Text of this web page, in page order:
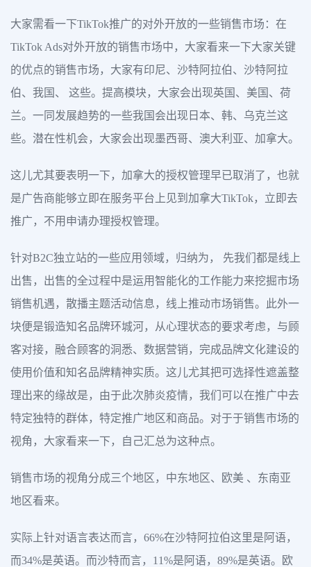
大家需看一下TikTok推广的对外开放的一些销售市场：在
TikTok Ads对外开放的销售市场中，大家看来一下大家关键
的优点的销售市场，大家有印尼、沙特阿拉伯、沙特阿拉
伯、我国、 这些。提高模块，大家会出现英国、美国、荷
兰。一同发展趋势的一些我国会出现日本、韩、乌克兰这
些。潜在性机会，大家会出现墨西哥、澳大利亚、加拿大。
这儿尤其要表明一下，加拿大的授权管理早已取消了，也就
是广告商能够立即在服务平台上见到加拿大TikTok，立即去
推广，不用申请办理授权管理。
针对B2C独立站的一些应用领域，归纳为， 先我们都是线上
出售，出售的全过程中是运用智能化的工作能力来挖掘市场
销售机遇，散播主题活动信息，线上推动市场销售。此外一
块便是锻造知名品牌环城河，从心理状态的要求考虑，与顾
客对接，融合顾客的洞悉、数据营销，完成品牌文化建设的
使用价值和知名品牌精神实质。这儿尤其把可选择性遮盖整
理出来的缘故是，由于此次肺炎疫情，我们可以在推广中去
特定独特的群体，特定推广地区和商品。对于于销售市场的
视角，大家看来一下，自己汇总为这种点。
销售市场的视角分成三个地区，中东地区、欧美 、东南亚
地区看来。
实际上针对语言表达而言，66%在沙特阿拉伯这里是阿语，
而34%是英语。而沙特而言，11%是阿语，89%是英语。欧